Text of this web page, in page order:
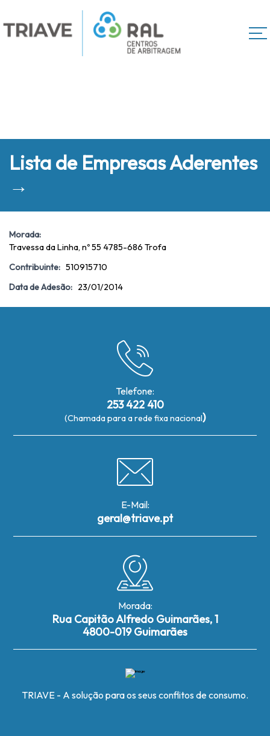
Lista de Empresas Aderentes
→
Morada:
Travessa da Linha, nº 55 4785-686 Trofa
Contribuinte: 510915710
Data de Adesão: 23/01/2014
Telefone:
253 422 410
(Chamada para a rede fixa nacional)
E-Mail:
geral@triave.pt
Morada:
Rua Capitão Alfredo Guimarães, 1
4800-019 Guimarães
TRIAVE - A solução para os seus conflitos de consumo.